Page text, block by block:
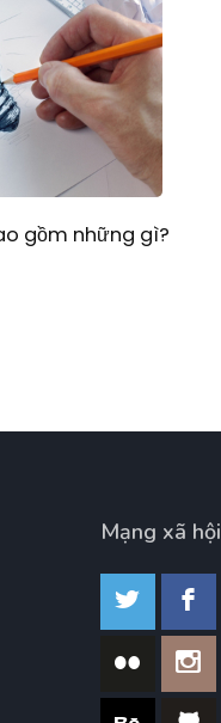
gồm những gì?
Mạng xã hội